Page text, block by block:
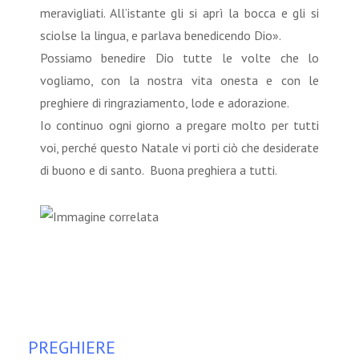
meravigliati. All’istante gli si aprì la bocca e gli si
sciolse la lingua, e parlava benedicendo Dio».
Possiamo benedire Dio tutte le volte che lo
vogliamo, con la nostra vita onesta e con le
preghiere di ringraziamento, lode e adorazione.
Io continuo ogni giorno a pregare molto per tutti
voi, perché questo Natale vi porti ciò che desiderate
di buono e di santo. Buona preghiera a tutti.
PREGHIERE